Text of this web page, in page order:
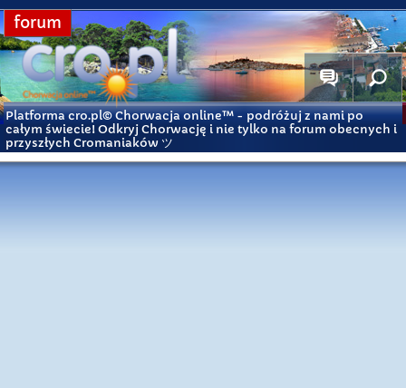
forum
Platforma cro.pl© Chorwacja online™ - podróżuj z nami po
całym świecie! Odkryj Chorwację i nie tylko na forum obecnych i
przyszłych Cromaniaków ツ